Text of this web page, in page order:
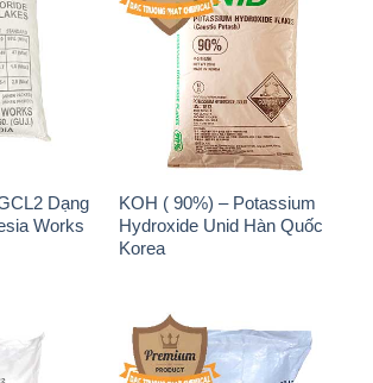
Dạng
Works
KOH ( 90%) – Potassium
Hydroxide Unid Hàn Quốc
Korea